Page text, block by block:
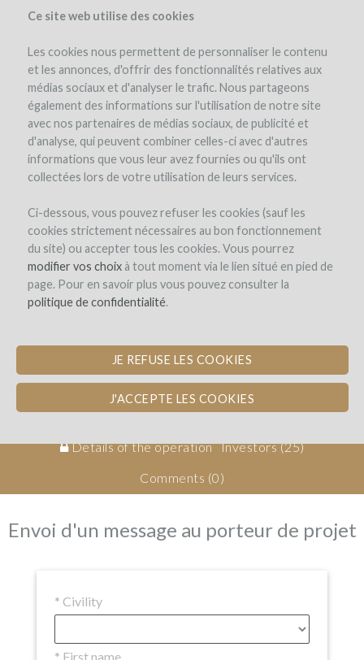
Ce site web utilise des cookies
Les cookies nous permettent de personnaliser le contenu
et les annonces, d'offrir des fonctionnalités relatives aux
médias sociaux et d'analyser le trafic. Nous partageons
également des informations sur l'utilisation de notre site
avec nos partenaires de médias sociaux, de publicité et
d'analyse, qui peuvent combiner celles-ci avec d'autres
informations que vous leur avez fournies ou qu'ils ont
collectées lors de votre utilisation de leurs services.
Ci-dessous, vous pouvez refuser les cookies (sauf les
cookies strictement nécessaires au bon fonctionnement
du site) ou accepter tous les cookies. Vous pourrez
modifier vos choixà tout moment via le lien situé en pied de
page. Pour en savoir plus vous pouvez consulter la
politique de confidentialité.
JE REFUSE LES COOKIES
J'ACCEPTE LES COOKIES
CREATING A BIODYNAMIC WINE
PRODUCING COMPANY
PURCHASE AND RENOVATION OF AN
OLD STONE HOUSE ALONG A
PRISTINE STREAM
The project Estate Team Project details
Benefits Expert opinion Cost & Risk
Investment details Documents
Details of the operation Investors(25)
Comments (0)
Envoi d'un message au porteur de projet
* Civility
* First name